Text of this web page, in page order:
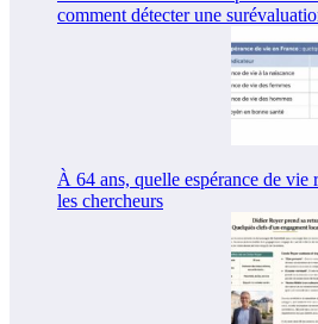
comment détecter une
À 64 ans, quelle espérance de vie
les chercheurs